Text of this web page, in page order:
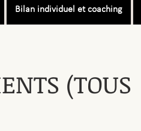
Bilan individuel et coaching
(TOUS